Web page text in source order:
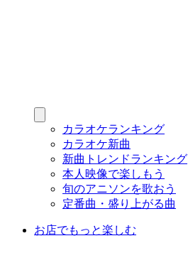
カラオケランキング
カラオケ新曲
新曲トレンドランキング
本人映像で楽しもう
旬のアニソンを歌おう
定番曲・盛り上がる曲
お店でもっと楽しむ